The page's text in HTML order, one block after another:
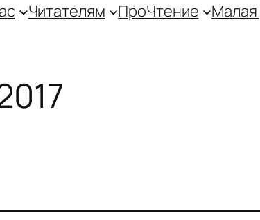
Читателям ПроЧтение Малая